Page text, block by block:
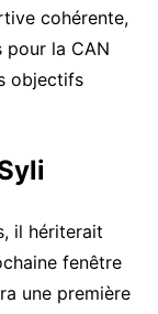
cohérente,
pour la CAN
objectifs
il hériterait
fenêtre
une première